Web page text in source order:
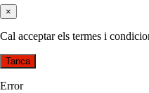
×
Cal acceptar els termes i
Tanca
Error